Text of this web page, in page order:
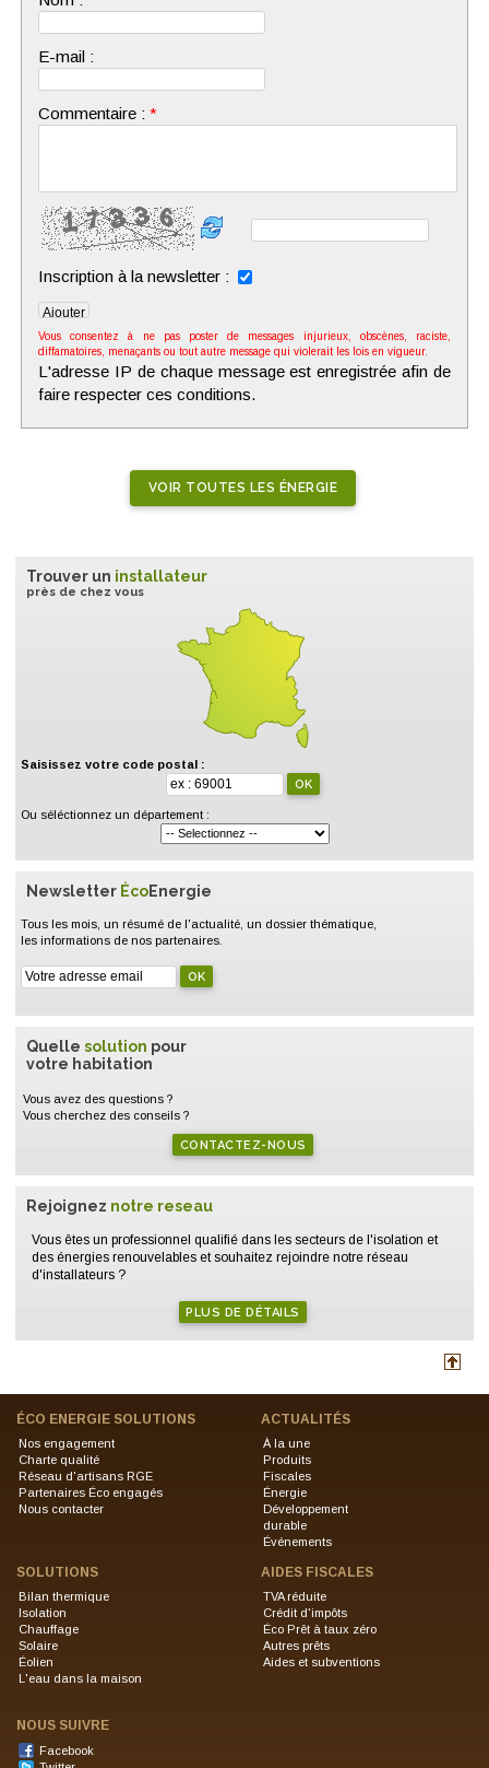
E-mail :
Commentaire : *
Inscription à la newsletter :
Vous consentez à ne pas poster de messages injurieux, obscènes, raciste,
diffamatoires, menaçants ou tout autre message qui violerait les lois en vigueur.
L'adresse IP de chaque message est enregistrée afin de
faire respecter ces conditions.
VOIR TOUTES LES ÉNERGIE
Trouver un installateur
près de chez vous
Saisissez votre code postal :
Ou séléctionnez un département :
Newsletter ÉcoEnergie
Tous les mois, un résumé de l'actualité, un dossier thématique,
les informations de nos partenaires.
Quelle solution pour
votre habitation
Vous avez des questions ?
Vous cherchez des conseils ?
CONTACTEZ-NOUS
Rejoignez notre reseau
Vous êtes un professionnel qualifié dans les secteurs de l'isolation et
des énergies renouvelables et souhaitez rejoindre notre réseau
d'installateurs ?
PLUS DE DÉTAILS
ÉCO ENERGIE SOLUTIONS
Nos engagement
Charte qualité
Réseau d'artisans RGE
Partenaires Éco engagés
Nous contacter
ACTUALITÉS
À la une
Produits
Fiscales
Énergie
Développement
durable
Événements
SOLUTIONS
Bilan thermique
Isolation
Chauffage
Solaire
Éolien
L'eau dans la maison
AIDES FISCALES
TVA réduite
Crédit d'impôts
Éco Prêt à taux zéro
Autres prêts
Aides et subventions
NOUS SUIVRE
Facebook